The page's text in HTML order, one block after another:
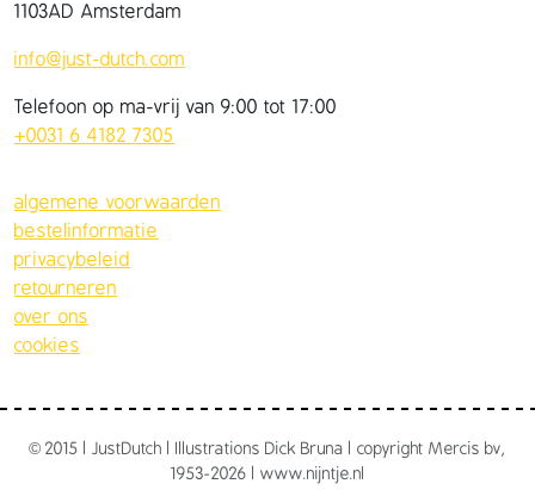
1103AD Amsterdam
info@just-dutch.com
Telefoon op ma-vrij van 9:00 tot 17:00
+0031 6 4182 7305
algemene voorwaarden
bestelinformatie
privacybeleid
retourneren
over ons
cookies
© 2015 | JustDutch | Illustrations Dick Bruna | copyright Mercis bv,
1953-2026 | www.nijntje.nl